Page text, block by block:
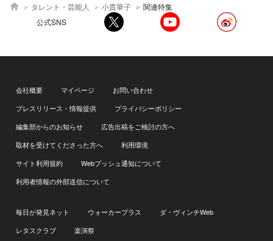
タレント・芸能人 小貫華子
関連特集
公式SNS
会社概要 マイページ
お問い合わせ
プレスリリース・情報提供
プライバシーポリシー
編集部からのお知らせ
広告出稿をご検討の方へ
取材を受けてくださった方へ
利用環境
サイト利用規約
Webプッシュ通知について
利用者情報の外部送信について
毎日が発見ネット ウォーカープラス
ダ・ヴィンチWeb
レタスクラブ
楽演祭